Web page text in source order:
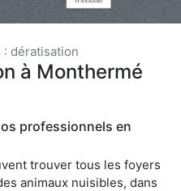
dératisation
à Monthermé
professionnels en
trouver tous les foyers
animaux nuisibles, dans